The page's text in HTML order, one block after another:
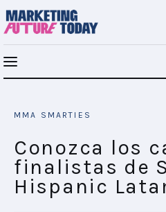
INSIGHTS
MMA SMARTIES
Conozca los
finalistas de
Hispanic